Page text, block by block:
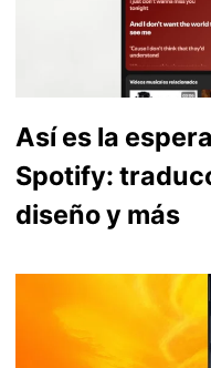
Así es la
Spotify:
diseño y más